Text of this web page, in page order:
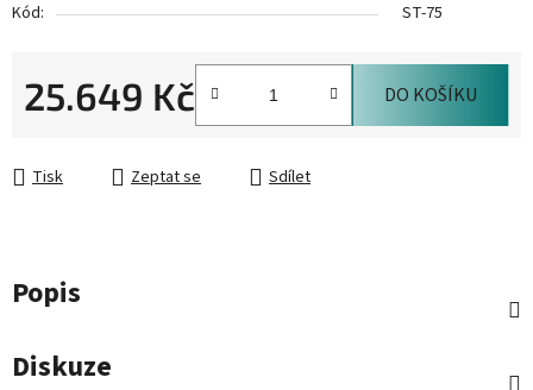
Kód:
ST-75
25.649 Kč DO KOŠÍKU
Tisk Zeptat se Sdílet
Popis
Diskuze